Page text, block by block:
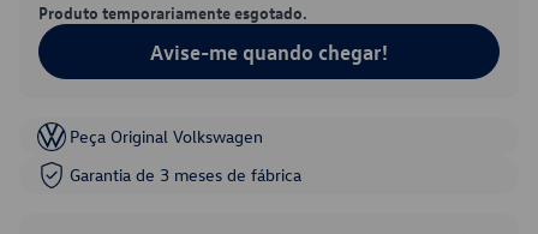
Produto temporariamente esgotado.
Avise-me quando chegar!
Peça Original Volkswagen
Garantia de 3 meses de fábrica